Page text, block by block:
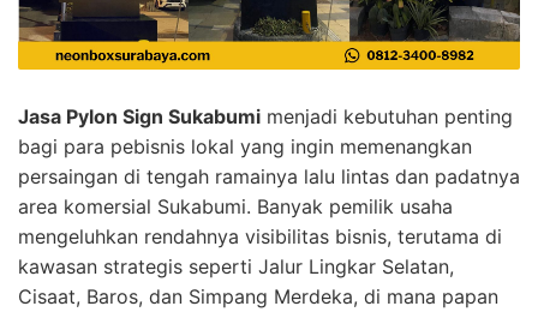
Jasa Pylon Sign Sukabumi menjadi kebutuhan penting
bagi para pebisnis lokal yang ingin memenangkan
persaingan di tengah ramainya lalu lintas dan padatnya
area komersial Sukabumi. Banyak pemilik usaha
mengeluhkan rendahnya visibilitas bisnis, terutama di
kawasan strategis seperti Jalur Lingkar Selatan,
Cisaat, Baros, dan Simpang Merdeka, di mana papan